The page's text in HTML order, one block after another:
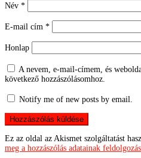
Név *
E-mail cím *
Honlap
A nevem, e-mail-címem, és
következő hozzászólásomhoz.
Notify me of new posts by email.
Ez az oldal az Akismet szolgáltatást
meg a hozzászólás adatainak